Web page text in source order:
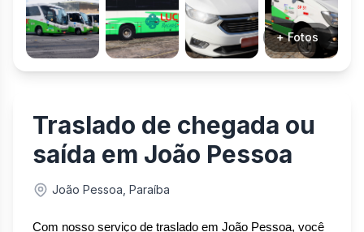
+ Fotos
Traslado de chegada ou
saída em João Pessoa
João Pessoa, Paraíba
Com nosso serviço de traslado em João Pessoa, você